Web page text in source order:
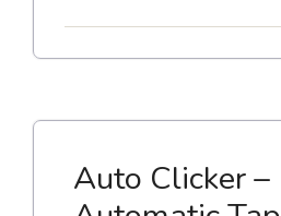
Auto Clicker –